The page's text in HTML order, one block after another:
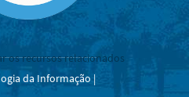
da Informação |
os recursos relacionados